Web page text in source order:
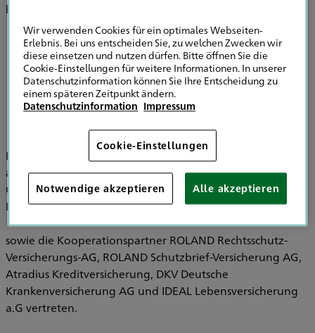
haben können.
Informationen zu Strategien zur
Einbeziehung von Nachhaltigkeitsrisiken in
der Versicherungsberatung
Im Bereich der Versicherungsvermittlung werden
ausschließlich die HDI Versicherung AG, HDI Global SE, HDI
Global Specialty SE, HDI Lebensversicherung AG, HDI
Pensionsfonds AG, HDI Pensionskasse AG
sowie die Kooperationspartner ROLAND Rechtsschutz-
Versicherungs-AG, ROLAND Schutzbrief-Versicherung AG,
Atradius Kreditversicherung, DKV Deutsche
Krankenversicherung AG und IDEAL Lebensversicherung
a.G vertreten.
Wir verwenden Cookies für ein optimales Webseiten-
Erlebnis. Bei uns entscheiden Sie, zu welchen Zwecken wir
diese einsetzen und nutzen dürfen. Bitte öffnen Sie die
Cookie-Einstellungen für weitere Informationen. In unserer
Datenschutzinformation können Sie Ihre Entscheidung zu
einem späteren Zeitpunkt ändern.
Datenschutzinformation Impressum
Cookie-Einstellungen
Notwendige akzeptieren Alle akzeptieren